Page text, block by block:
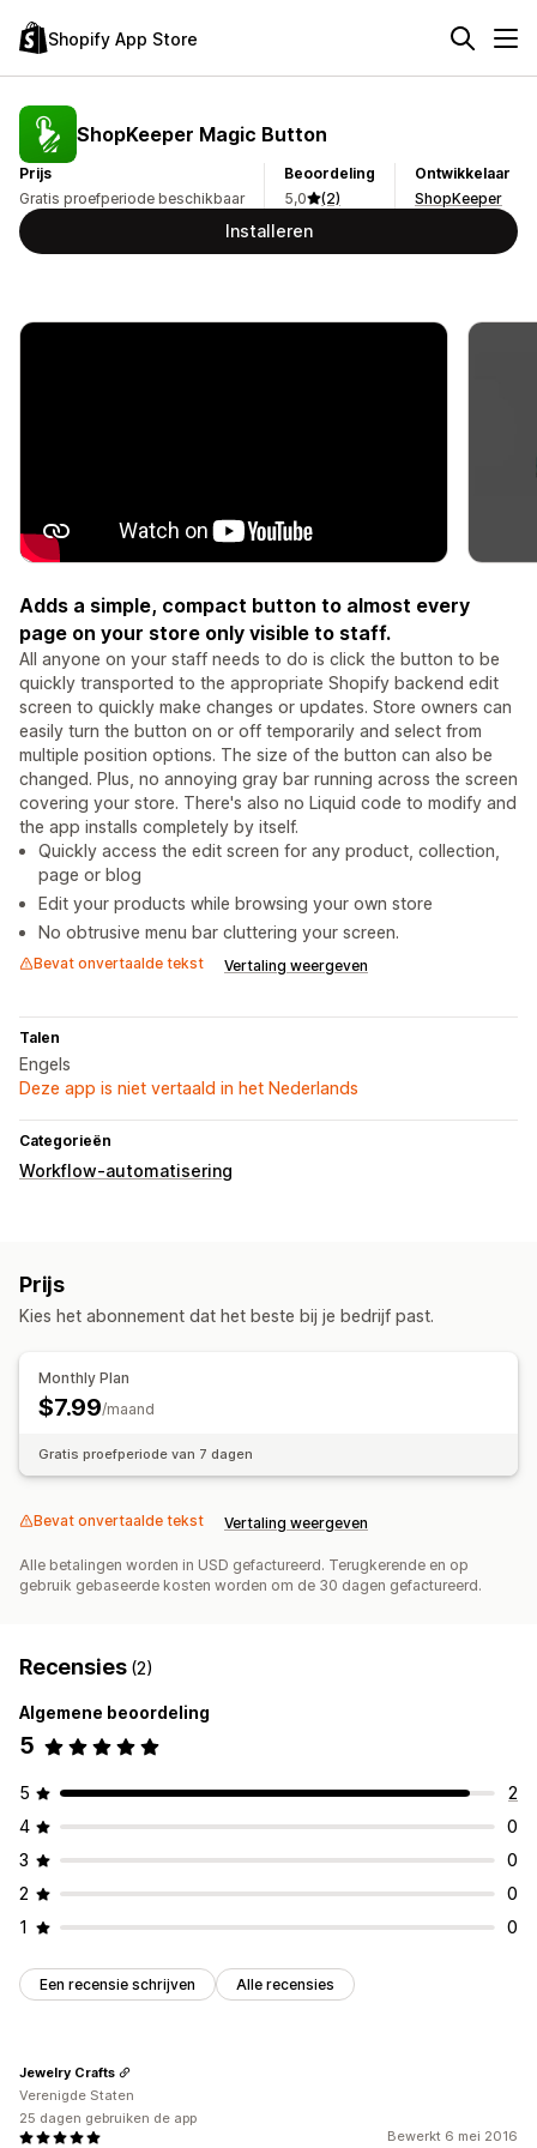
Shopify App Store
ShopKeeper Magic Button
Prijs
Gratis proefperiode beschikbaar
Beoordeling
5,0
(2)
Ontwikkelaar
ShopKeeper
Installeren
Adds a simple, compact button to almost every
page on your store only visible to staff.
All anyone on your staff needs to do is click the button to be
quickly transported to the appropriate Shopify backend edit
screen to quickly make changes or updates. Store owners can
easily turn the button on or off temporarily and select from
multiple position options. The size of the button can also be
changed. Plus, no annoying gray bar running across the screen
covering your store. There's also no Liquid code to modify and
the app installs completely by itself.
Quickly access the edit screen for any product, collection,
page or blog
Edit your products while browsing your own store
No obtrusive menu bar cluttering your screen.
Bevat onvertaalde tekst Vertaling weergeven
Talen
Engels
Deze app is niet vertaald in het Nederlands
Categorieën
Workflow-automatisering
Prijs
Kies het abonnement dat het beste bij je bedrijf past.
Monthly Plan
$7.99/maand
Gratis proefperiode van 7 dagen
Bevat onvertaalde tekst Vertaling weergeven
Alle betalingen worden in USD gefactureerd. Terugkerende en op
gebruik gebaseerde kosten worden om de 30 dagen gefactureerd.
Recensies (2)
Algemene beoordeling
5
5
2
4
0
3
0
2
0
1
0
Een recensie schrijven Alle recensies
Bewerkt 6 mei 2016
Jewelry Crafts
Verenigde Staten
25 dagen gebruiken de app